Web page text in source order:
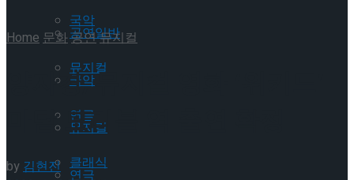
국악
뮤지컬
연극
클래식
공연일반
국악
뮤지컬
연극
Home문화공연뮤지컬
양자경, 뮤지컬 영화 ‘위키드’
마담 모리블 역 출연 확정
by김현진